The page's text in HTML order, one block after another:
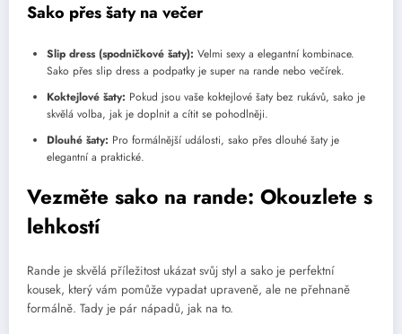
Sako přes šaty na večer
Slip dress (spodničkové šaty): Velmi sexy a elegantní kombinace.
Sako přes slip dress a podpatky je super na rande nebo večírek.
Koktejlové šaty: Pokud jsou vaše koktejlové šaty bez rukávů, sako je
skvělá volba, jak je doplnit a cítit se pohodlněji.
Dlouhé šaty: Pro formálnější události, sako přes dlouhé šaty je
elegantní a praktické.
Vezměte sako na rande: Okouzlete s
lehkostí
Rande je skvělá příležitost ukázat svůj styl a sako je perfektní
kousek, který vám pomůže vypadat upraveně, ale ne přehnaně
formálně. Tady je pár nápadů, jak na to.